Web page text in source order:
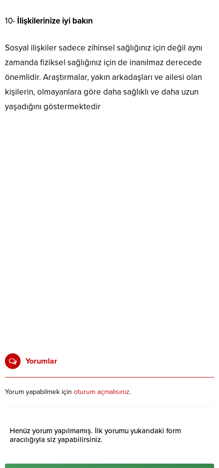
10- İlişkilerinize iyi bakın
Sosyal ilişkiler sadece zihinsel sağlığınız için değil aynı
zamanda fiziksel sağlığınız için de inanılmaz derecede
önemlidir. Araştırmalar, yakın arkadaşları ve ailesi olan
kişilerin, olmayanlara göre daha sağlıklı ve daha uzun
yaşadığını göstermektedir
Yorumlar
Yorum yapabilmek için oturum açmalısınız.
Henüz yorum yapılmamış. İlk yorumu yukarıdaki form
aracılığıyla siz yapabilirsiniz.